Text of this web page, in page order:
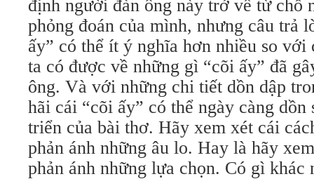
định người đàn ông này trở về từ chỗ
phỏng đoán của mình, nhưng câu trả
ấy” có thể ít ý nghĩa hơn nhiều so với
ta có được về những gì “cõi ấy” đã
ông. Và với những chi tiết dồn dập
hãi cái “cõi ấy” có thể ngày càng dồn
triển của bài thơ. Hãy xem xét cái
phản ánh những âu lo. Hay là hãy
phản ánh những lựa chọn. Có gì khác